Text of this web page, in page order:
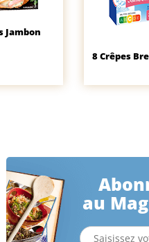
Jambon
8 Crêpes
au